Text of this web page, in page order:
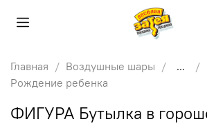
Главная Воздушные шары
...
Рождение ребенка
ФИГУРА Бутылка в